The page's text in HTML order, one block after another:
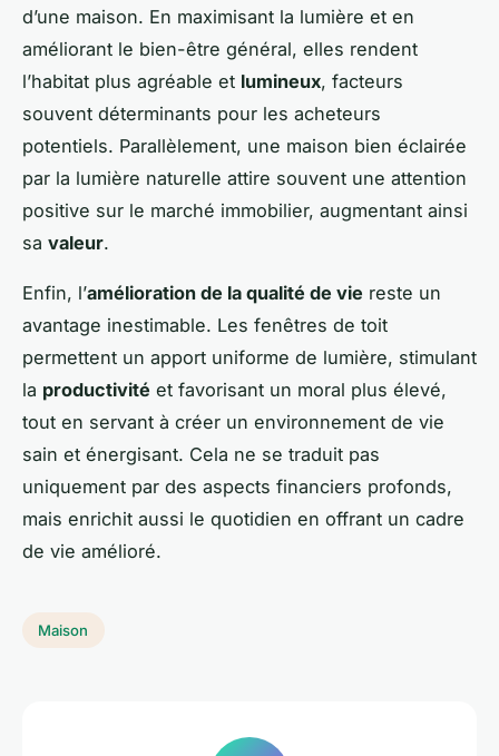
d’une maison. En maximisant la lumière et en
améliorant le bien-être général, elles rendent
l’habitat plus agréable et lumineux, facteurs
souvent déterminants pour les acheteurs
potentiels. Parallèlement, une maison bien éclairée
par la lumière naturelle attire souvent une attention
positive sur le marché immobilier, augmentant ainsi
sa valeur.
Enfin, l’amélioration de la qualité de vie reste un
avantage inestimable. Les fenêtres de toit
permettent un apport uniforme de lumière, stimulant
la productivité et favorisant un moral plus élevé,
tout en servant à créer un environnement de vie
sain et énergisant. Cela ne se traduit pas
uniquement par des aspects financiers profonds,
mais enrichit aussi le quotidien en offrant un cadre
de vie amélioré.
Maison